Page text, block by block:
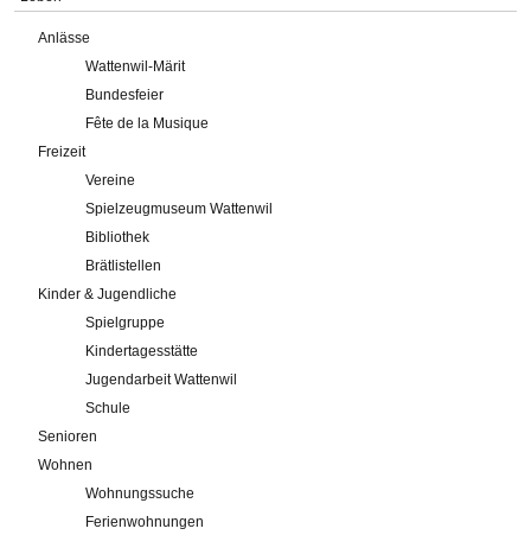
Anlässe
Wattenwil-Märit
Bundesfeier
Fête de la Musique
Freizeit
Vereine
Spielzeugmuseum Wattenwil
Bibliothek
Brätlistellen
Kinder & Jugendliche
Spielgruppe
Kindertagesstätte
Jugendarbeit Wattenwil
Schule
Senioren
Wohnen
Wohnungssuche
Ferienwohnungen